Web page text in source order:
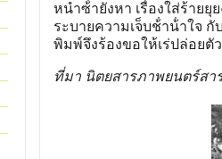
หนําซ้ํายังหา เรื่องใส่ร้าย
ระบายความเจ็บช้ําน้ําใจ
พิมพ์จึงร้องขอให้เร่ปล่อย
ที่มา นิตยสารภาพยนตร์สา